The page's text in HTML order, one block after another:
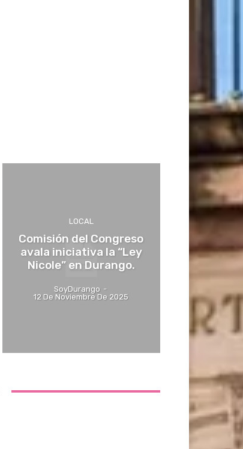
LOCAL
Comisión del Congreso
avala iniciativa la “Ley
Nicole” en Durango.
SoyDurango -
12 De Noviembre De 2025